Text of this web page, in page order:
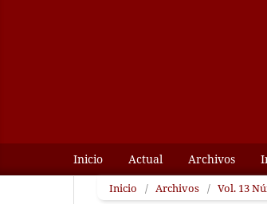
Inicio Actual Archivos
Inicio / Archivos / Vol. 13